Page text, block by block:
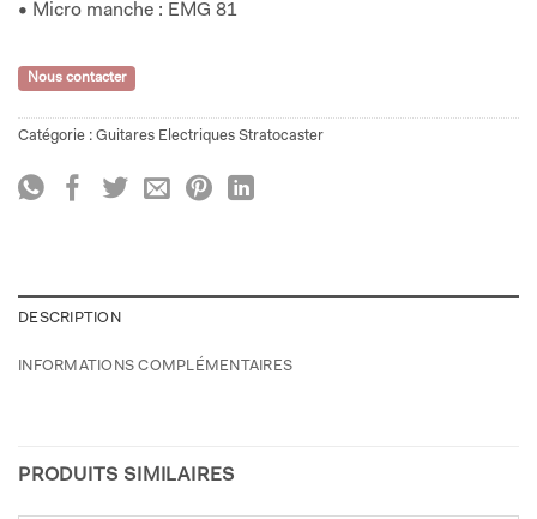
• Micro manche : EMG 81
Nous contacter
Catégorie : Guitares Electriques Stratocaster
DESCRIPTION
INFORMATIONS COMPLÉMENTAIRES
PRODUITS SIMILAIRES